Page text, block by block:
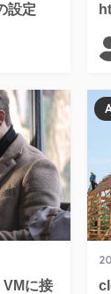
設定
に接